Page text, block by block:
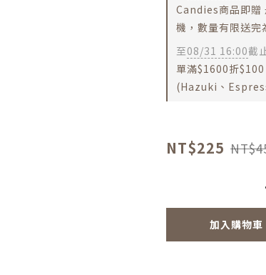
Candies商品即贈
機，數量有限送完
至08/31 16:00截
單滿$1600折
(Hazuki、
NT$225
加入購物車